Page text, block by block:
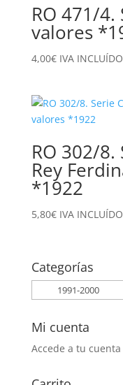
RO 471/4.
valores
4,00€ IVA INCLUÍDO
RO 302/
Rey
*1922
5,80€ IVA INCLUÍDO
Categorías
Mi cuenta
Accede a tu